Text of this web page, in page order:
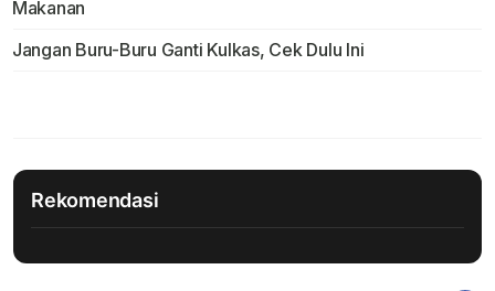
Makanan
Jangan Buru-Buru Ganti Kulkas, Cek Dulu Ini
Rekomendasi